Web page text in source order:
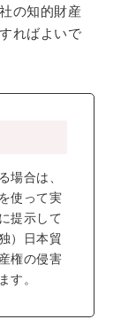
の知的財産
ればよいで
場合は、
使って実
提示して
）日本貿
権の侵害
す。